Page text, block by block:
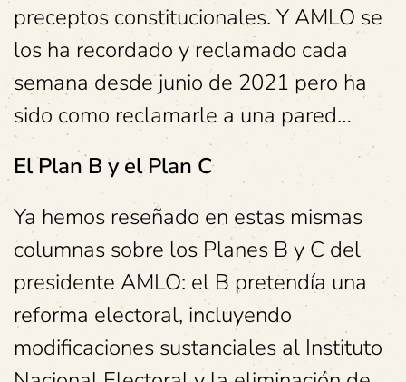
preceptos constitucionales. Y AMLO se
los ha recordado y reclamado cada
semana desde junio de 2021 pero ha
sido como reclamarle a una pared…
El Plan B y el Plan C
Ya hemos reseñado en estas mismas
columnas sobre los Planes B y C del
presidente AMLO: el B pretendía una
reforma electoral, incluyendo
modificaciones sustanciales al Instituto